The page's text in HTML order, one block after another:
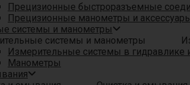
Прецизионные быстроразъемные
Прецизионные манометры и
системы и манометры
Измерительные системы в гидравлике
Манометры